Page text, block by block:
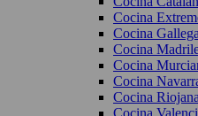
Cocina
Cocina Gallega
Cocina
Cocina
Cocina
Cocina Riojana
Cocina